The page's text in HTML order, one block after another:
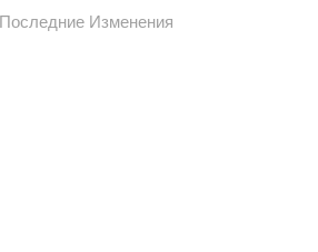
Последние Изменения